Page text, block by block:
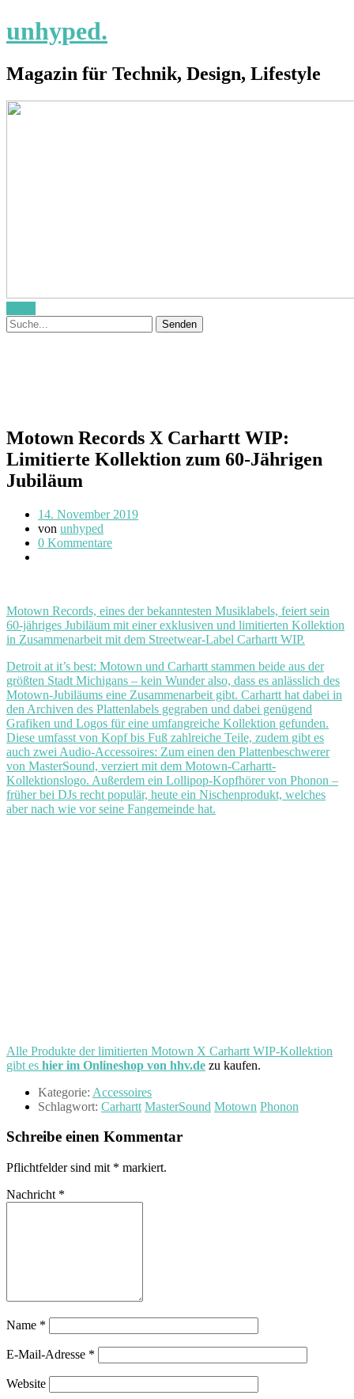
unhyped.
Magazin für Technik, Design, Lifestyle
Motown Records X Carhartt WIP:
Limitierte Kollektion zum 60-Jährigen
Jubiläum
14. November 2019
von unhyped
0 Kommentare
Motown Records, eines der bekanntesten Musiklabels, feiert sein
60-jähriges Jubiläum mit einer exklusiven und limitierten Kollektion
in Zusammenarbeit mit dem Streetwear-Label Carhartt WIP.
Detroit at it’s best: Motown und Carhartt stammen beide aus der
größten Stadt Michigans – kein Wunder also, dass es anlässlich des
Motown-Jubiläums eine Zusammenarbeit gibt. Carhartt hat dabei in
den Archiven des Plattenlabels gegraben und dabei genügend
Grafiken und Logos für eine umfangreiche Kollektion gefunden.
Diese umfasst von Kopf bis Fuß zahlreiche Teile, zudem gibt es
auch zwei Audio-Accessoires: Zum einen den Plattenbeschwerer
von MasterSound, verziert mit dem Motown-Carhartt-
Kollektionslogo. Außerdem ein Lollipop-Kopfhörer von Phonon –
früher bei DJs recht populär, heute ein Nischenprodukt, welches
aber nach wie vor seine Fangemeinde hat.
Alle Produkte der limitierten Motown X Carhartt WIP-Kollektion
gibt es hier im Onlineshop von hhv.de zu kaufen.
Kategorie: Accessoires
Schlagwort: Carhartt MasterSound Motown Phonon
Schreibe einen Kommentar
Pflichtfelder sind mit * markiert.
Nachricht *
Name *
E-Mail-Adresse *
Website